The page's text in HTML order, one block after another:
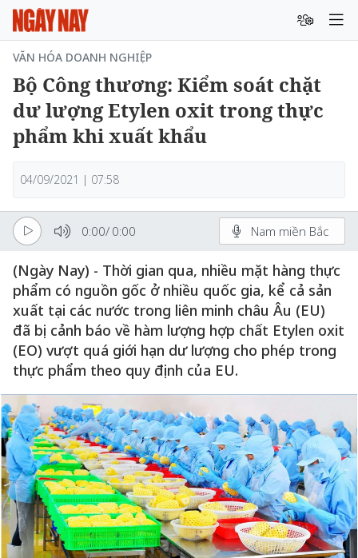
VĂN HÓA DOANH NGHIỆP
Bộ Công thương: Kiểm soát chặt
dư lượng Etylen oxit trong thực
phẩm khi xuất khẩu
04/09/2021 | 07:58
0:00/ 0:00 Nam miền Bắc
(Ngày Nay) - Thời gian qua, nhiều mặt hàng thực
phẩm có nguồn gốc ở nhiều quốc gia, kể cả sản
xuất tại các nước trong liên minh châu Âu (EU)
đã bị cảnh báo về hàm lượng hợp chất Etylen oxit
(EO) vượt quá giới hạn dư lượng cho phép trong
thực phẩm theo quy định của EU.